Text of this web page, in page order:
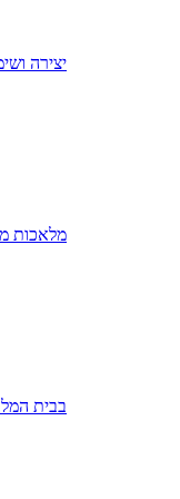
יצירה
מלאכות
בבית